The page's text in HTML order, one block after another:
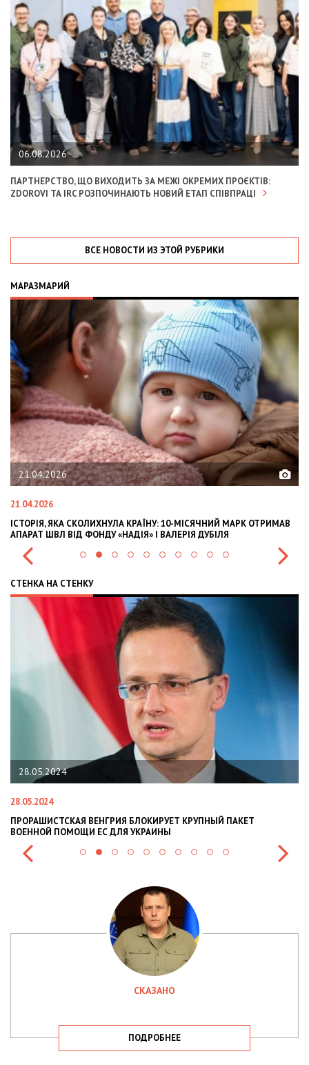
06.08.2026
ПАРТНЕРСТВО, ЩО ВИХОДИТЬ ЗА МЕЖІ ОКРЕМИХ ПРОЄКТІВ:
ZDOROVI ТА IRC РОЗПОЧИНАЮТЬ НОВИЙ ЕТАП СПІВПРАЦІ
ВСЕ НОВОСТИ ИЗ ЭТОЙ РУБРИКИ
МАРАЗМАРИЙ
21.04.2026
21.04.2026
ІСТОРІЯ, ЯКА СКОЛИХНУЛА КРАЇНУ: 10-МІСЯЧНИЙ МАРК ОТРИМАВ
АПАРАТ ШВЛ ВІД ФОНДУ «НАДІЯ» І ВАЛЕРІЯ ДУБІЛЯ
СТЕНКА НА СТЕНКУ
28.05.2024
28.05.2024
ПРОРАШИСТСКАЯ ВЕНГРИЯ БЛОКИРУЕТ КРУПНЫЙ ПАКЕТ
ВОЕННОЙ ПОМОЩИ ЕС ДЛЯ УКРАИНЫ
СКАЗАНО
ПОДРОБНЕЕ